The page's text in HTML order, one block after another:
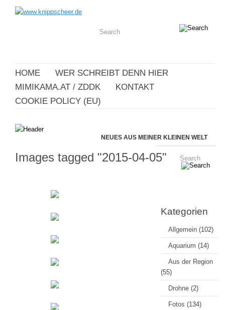
HOME
WER SCHREIBT DENN HIER
MIMIKAMA.AT / ZDDK
KONTAKT
COOKIE POLICY (EU)
NEUES AUS MEINER KLEINEN WELT
Images tagged "2015-04-05"
Kategorien
Allgemein (102)
Aquarium (14)
Aus der Region
(55)
Drohne (2)
Fotos (134)